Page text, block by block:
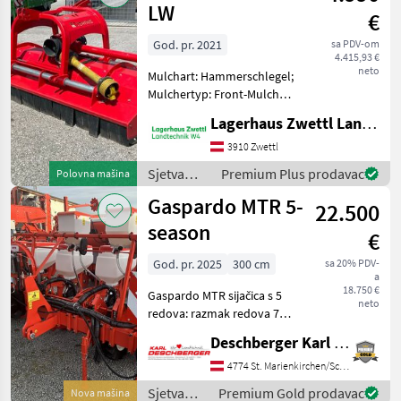
sjetvospremači
i dr) /
Sonstige
Polovna mašina
LW
€
sa PDV-om
4.415,93 €
neto
God. pr. 2021
Mulchart: Hammerschlegel;
Mulchertyp: Front-Mulcher;
Gebrauchtmaschine;
Arbeitsbreite: 2.8; Bauart:
Angebaut; Hydraulischer
Seitenverschub: Ja; zusä
Lagerhaus Zwettl Landtechnik
3910 Zwettl
Sjetva
(sijačice,
mulčeri,
sjetvospremači
i dr) /
Tehnos
Premium Plus prodavac
Nova mašina
Gaspardo MTR 5-
season
22.500
€
sa 20% PDV-
a
18.750 €
neto
God. pr. 2025
300 cm
Gaspardo MTR sijačica s 5
redova: razmak redova 70
malčiranje s preciznom
kontrolom dubine, gume
6.50-15, hidraulički markeri
Deschberger Karl Landtechnik GesmbH & Co KG
4774 St. Marienkirchen/Schärding
Sjetva
Premium Gold prodavac